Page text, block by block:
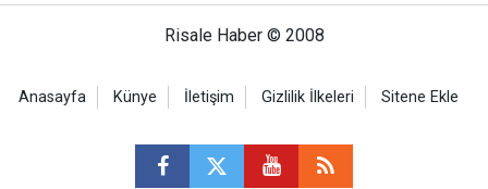
Risale Haber © 2008
Anasayfa Künye İletişim Gizlilik İlkeleri Sitene Ekle